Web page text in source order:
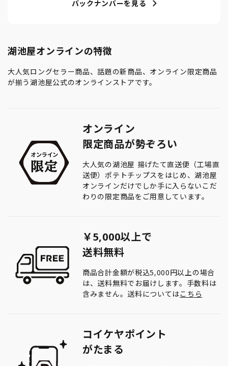
バックナンバーを見る
湖池屋オンラインの特徴
大人気ロングセラー商品、話題の新商品、オンライン限定商品
が揃う湖池屋公式のオンラインストアです。
オンライン
限定商品が勢ぞろい
大人気の湖池屋 揚げたて直送便（工場直
送便）ポテトチップスをはじめ、湖池屋
オンラインだけでしか手に入らないこだ
わりの限定商品をご用意しています。
￥5,000以上で
送料無料
商品合計金額が税込5,000円以上の場合
は、送料無料でお届けします。手数料は
含みません。送料についてはこちら
コイケヤポイント
がたまる